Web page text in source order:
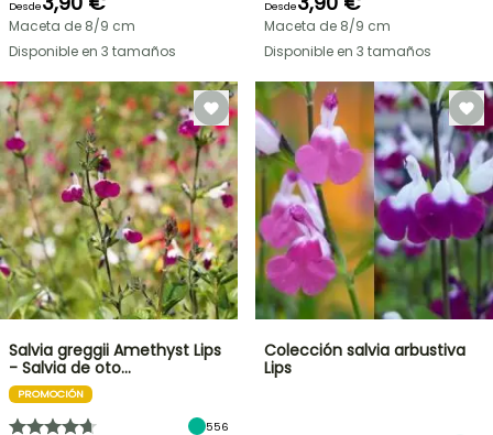
Desde
Maceta de 8/9 cm
Disponible en 3 tamaños
Desde
Maceta de 8/9 cm
Disponible en 3 tamaños
Salvia greggii Amethyst Lips
- Salvia de oto…
PROMOCIÓN
556
Colección salvia arbustiva
Lips